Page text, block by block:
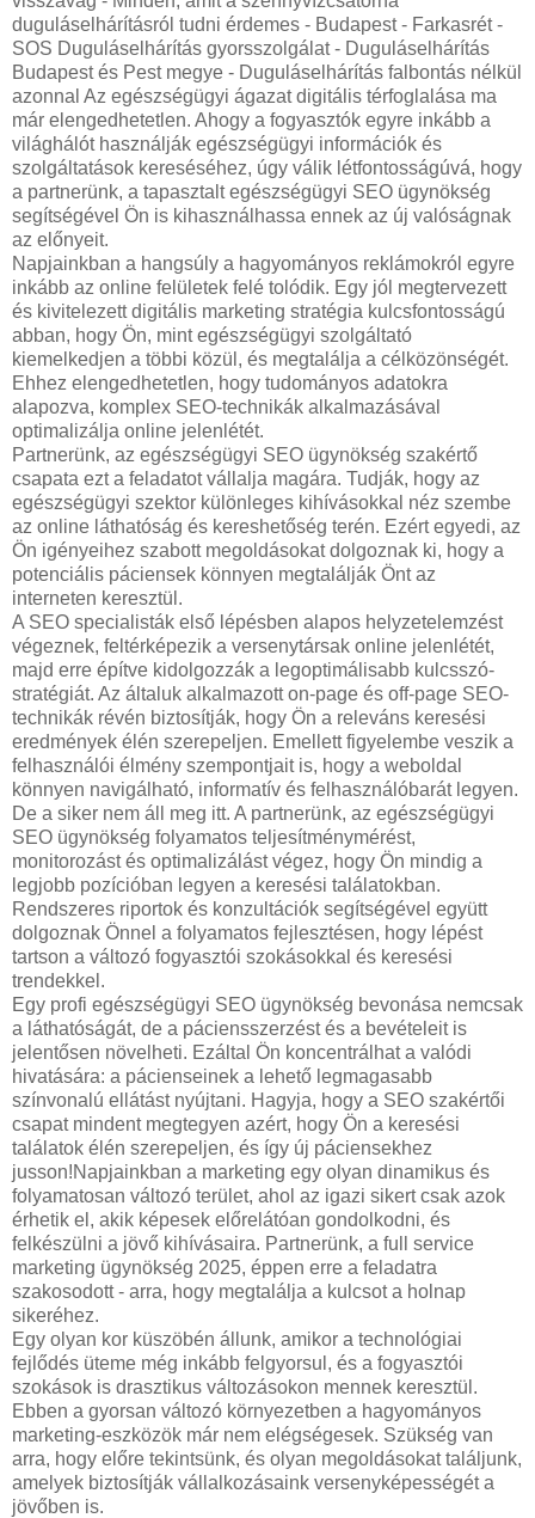
duguláselhárításról tudni érdemes - Budapest - Farkasrét -
SOS Duguláselhárítás gyorsszolgálat - Duguláselhárítás
Budapest és Pest megye - Duguláselhárítás falbontás nélkül
azonnal Az egészségügyi ágazat digitális térfoglalása ma
már elengedhetetlen. Ahogy a fogyasztók egyre inkább a
világhálót használják egészségügyi információk és
szolgáltatások kereséséhez, úgy válik létfontosságúvá, hogy
a partnerünk, a tapasztalt egészségügyi SEO ügynökség
segítségével Ön is kihasználhassa ennek az új valóságnak
az előnyeit.
Napjainkban a hangsúly a hagyományos reklámokról egyre
inkább az online felületek felé tolódik. Egy jól megtervezett
és kivitelezett digitális marketing stratégia kulcsfontosságú
abban, hogy Ön, mint egészségügyi szolgáltató
kiemelkedjen a többi közül, és megtalálja a célközönségét.
Ehhez elengedhetetlen, hogy tudományos adatokra
alapozva, komplex SEO-technikák alkalmazásával
optimalizálja online jelenlétét.
Partnerünk, az egészségügyi SEO ügynökség szakértő
csapata ezt a feladatot vállalja magára. Tudják, hogy az
egészségügyi szektor különleges kihívásokkal néz szembe
az online láthatóság és kereshetőség terén. Ezért egyedi, az
Ön igényeihez szabott megoldásokat dolgoznak ki, hogy a
potenciális páciensek könnyen megtalálják Önt az
interneten keresztül.
A SEO specialisták első lépésben alapos helyzetelemzést
végeznek, feltérképezik a versenytársak online jelenlétét,
majd erre építve kidolgozzák a legoptimálisabb kulcsszó-
stratégiát. Az általuk alkalmazott on-page és off-page SEO-
technikák révén biztosítják, hogy Ön a releváns keresési
eredmények élén szerepeljen. Emellett figyelembe veszik a
felhasználói élmény szempontjait is, hogy a weboldal
könnyen navigálható, informatív és felhasználóbarát legyen.
De a siker nem áll meg itt. A partnerünk, az egészségügyi
SEO ügynökség folyamatos teljesítménymérést,
monitorozást és optimalizálást végez, hogy Ön mindig a
legjobb pozícióban legyen a keresési találatokban.
Rendszeres riportok és konzultációk segítségével együtt
dolgoznak Önnel a folyamatos fejlesztésen, hogy lépést
tartson a változó fogyasztói szokásokkal és keresési
trendekkel.
Egy profi egészségügyi SEO ügynökség bevonása nemcsak
a láthatóságát, de a páciensszerzést és a bevételeit is
jelentősen növelheti. Ezáltal Ön koncentrálhat a valódi
hivatására: a pácienseinek a lehető legmagasabb
színvonalú ellátást nyújtani. Hagyja, hogy a SEO szakértői
csapat mindent megtegyen azért, hogy Ön a keresési
találatok élén szerepeljen, és így új páciensekhez
jusson!Napjainkban a marketing egy olyan dinamikus és
folyamatosan változó terület, ahol az igazi sikert csak azok
érhetik el, akik képesek előrelátóan gondolkodni, és
felkészülni a jövő kihívásaira. Partnerünk, a full service
marketing ügynökség 2025, éppen erre a feladatra
szakosodott - arra, hogy megtalálja a kulcsot a holnap
sikeréhez.
Egy olyan kor küszöbén állunk, amikor a technológiai
fejlődés üteme még inkább felgyorsul, és a fogyasztói
szokások is drasztikus változásokon mennek keresztül.
Ebben a gyorsan változó környezetben a hagyományos
marketing-eszközök már nem elégségesek. Szükség van
arra, hogy előre tekintsünk, és olyan megoldásokat találjunk,
amelyek biztosítják vállalkozásaink versenyképességét a
jövőben is.